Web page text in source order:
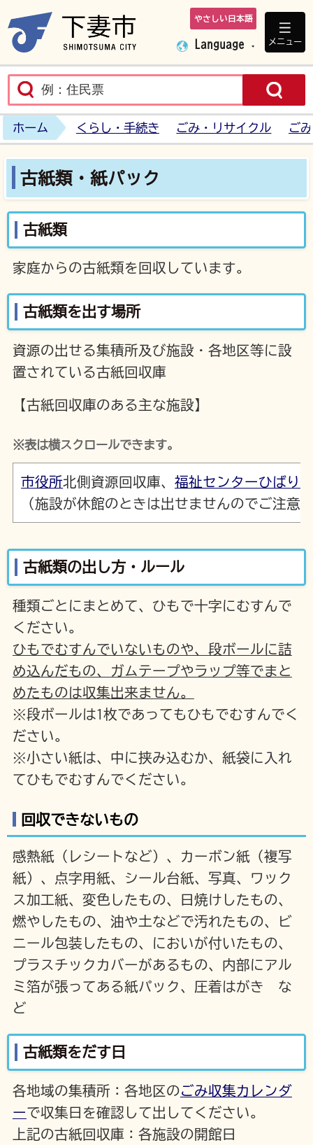
下妻市ホームペ
やさしい日本語
Language メニュー
ホーム くらし・手続き ごみ・リサイクル ご
古紙類・紙パック
古紙類
家庭からの古紙類を回収しています。
古紙類を出す場所
資源の出せる集積所及び施設・各地区等に設
置されている古紙回収庫
【古紙回収庫のある主な施設】
※表は横スクロールできます。
市役所北側資源回収庫、福祉センターひばり
（施設が休館のときは出せませんのでご注意
古紙類の出し方・ルール
種類ごとにまとめて、ひもで十字にむすんで
ください。
ひもでむすんでいないものや、段ボールに詰
め込んだもの、ガムテープやラップ等でまと
めたものは収集出来ません。
※段ボールは1枚であってもひもでむすんでく
ださい。
※小さい紙は、中に挟み込むか、紙袋に入れ
てひもでむすんでください。
回収できないもの
感熱紙（レシートなど）、カーボン紙（複写
紙）、点字用紙、シール台紙、写真、ワック
ス加工紙、変色したもの、日焼けしたもの、
燃やしたもの、油や土などで汚れたもの、ビ
ニール包装したもの、においが付いたもの、
プラスチックカバーがあるもの、内部にアル
ミ箔が張ってある紙パック、圧着はがき な
ど
古紙類をだす日
各地域の集積所：各地区のごみ収集カレンダ
ーで収集日を確認して出してください。
上記の古紙回収庫：各施設の開館日